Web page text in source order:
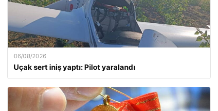
06/08/2026
Uçak sert iniş yaptı: Pilot yaralandı